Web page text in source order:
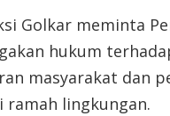
Golkar meminta
hukum
masyarakat dan
ramah lingkungan.